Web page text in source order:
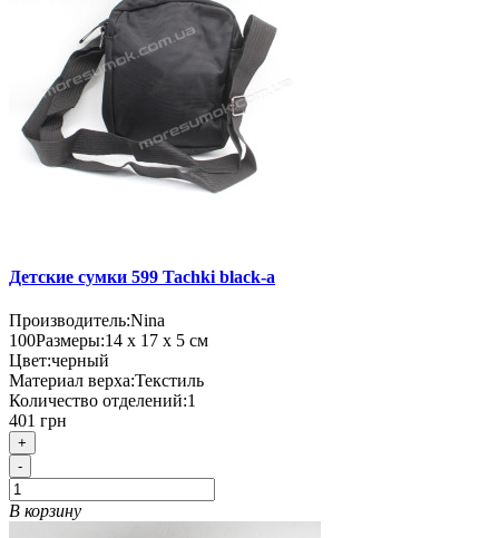
Детские сумки 599 Tachki black-a
Производитель:Nina
100Размеры:14 х 17 х 5 см
Цвет:черный
Материал верха:Текстиль
Количество отделений:1
401 грн
+
-
В корзину